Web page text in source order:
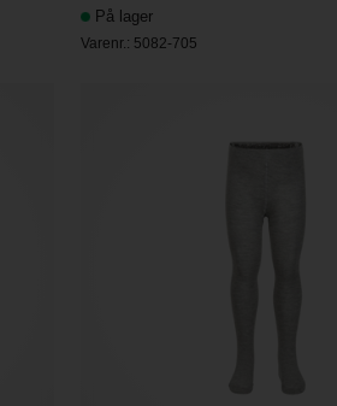
På lager
Varenr.: 5082-705